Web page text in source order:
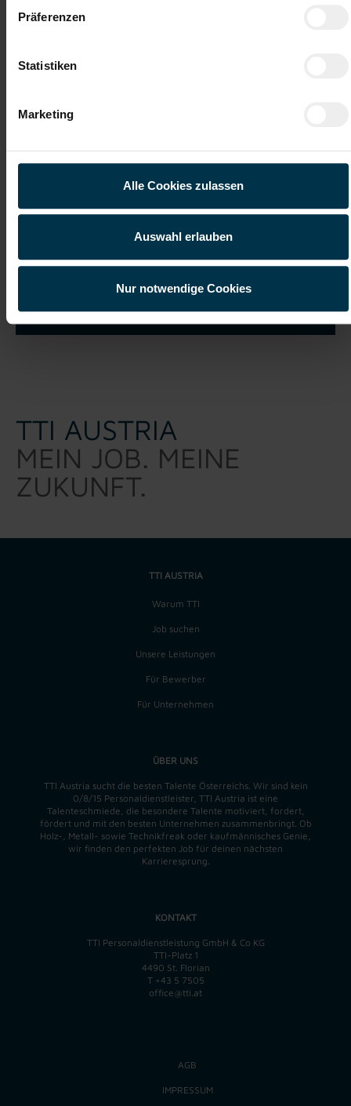
Präferenzen
Statistiken
Marketing
Alle Cookies zulassen
Auswahl erlauben
Nur notwendige Cookies
Datei 5
und willige ein, dass meine personenbezogenen Daten im
Rahmen meiner Initiativbewerbung für die Dauer von drei
Jahren verarbeitet werden dürfen.*
Job suchen
TTI AUSTRIA
MEIN JOB. MEINE
ZUKUNFT.
TTI AUSTRIA
Warum TTI
Job suchen
Unsere Leistungen
Für Bewerber
Für Unternehmen
ÜBER UNS
TTI Austria sucht die besten Talente Österreichs. Wir sind kein
0/8/15 Personaldienstleister, TTI Austria ist eine
Talenteschmiede, die besondere Talente motiviert, fordert,
fördert und mit den besten Unternehmen zusammenbringt. Ob
Holz-, Metall- sowie Technikfreak oder kaufmännisches Genie,
wir finden den perfekten Job für deinen nächsten
Karrieresprung.
KONTAKT
TTI Personaldienstleistung GmbH & Co KG
TTI-Platz 1
4490 St. Florian
T +43 5 7505
office@tti.at
AGB
IMPRESSUM